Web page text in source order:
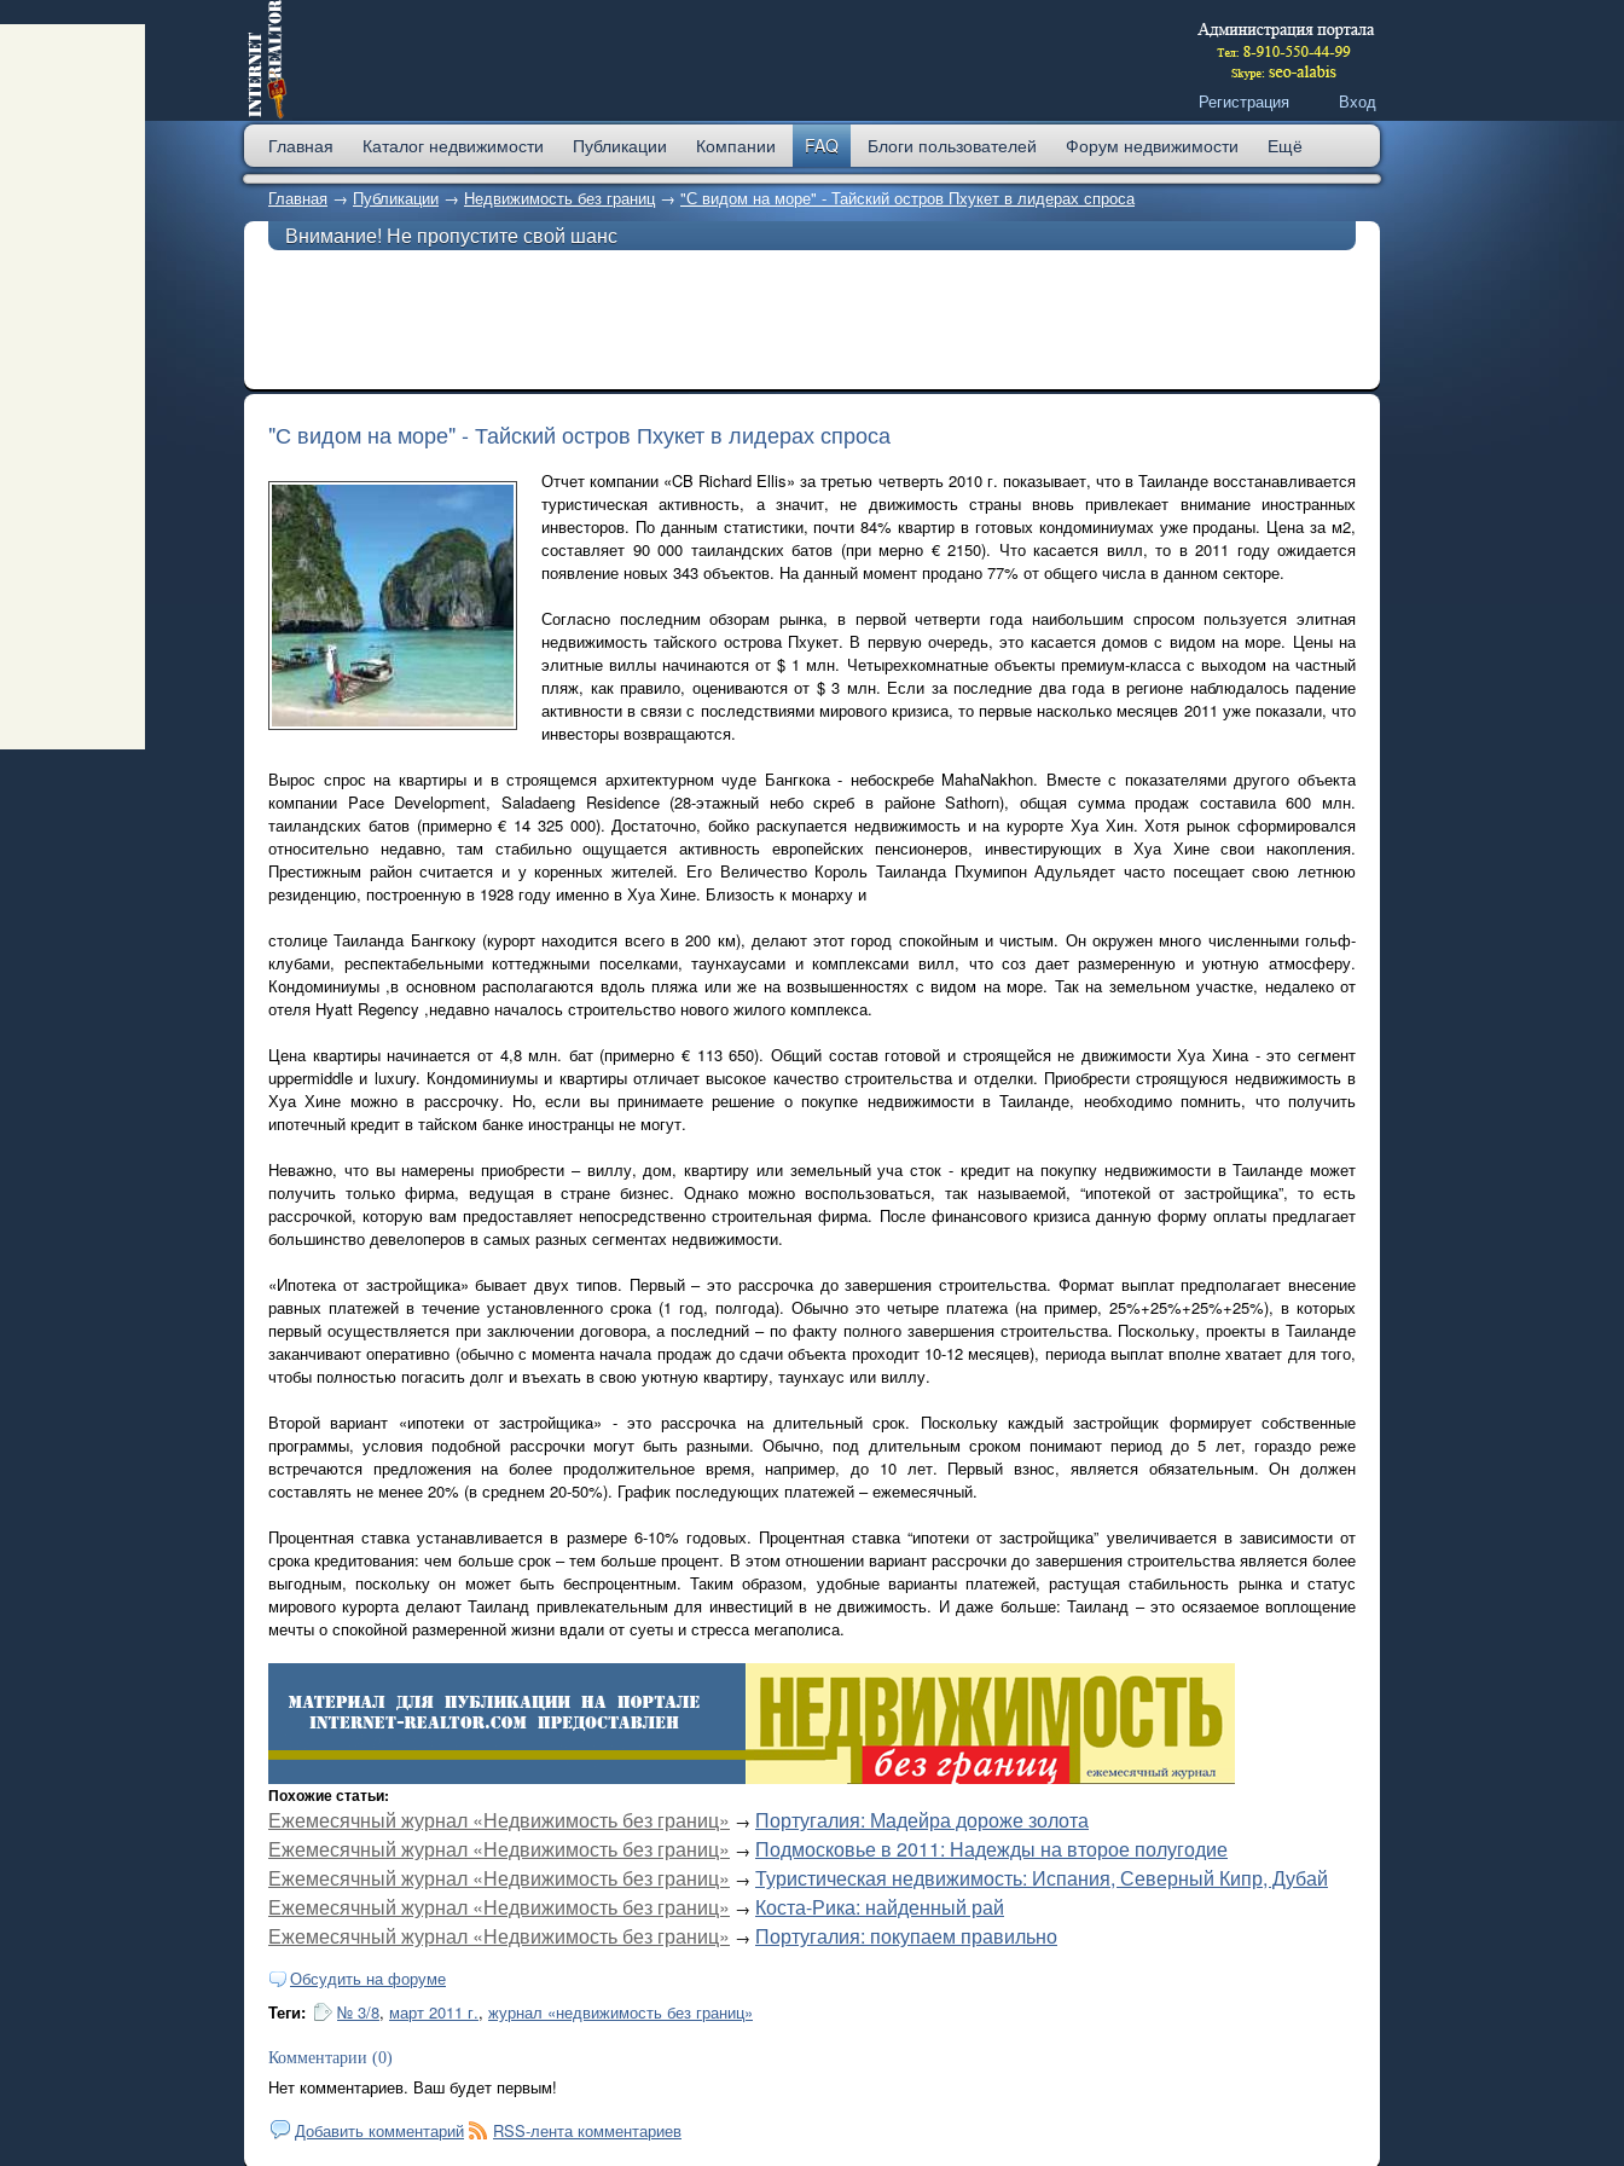
Регистрация Вход
Главная Каталог недвижимости Публикации Компании FAQ Блоги пользователей Форум недвижимости Ещё
Главная → Публикации → Недвижимость без границ → "С видом на море" - Тайский остров Пхукет в лидерах спроса
Внимание! Не пропустите свой шанс
"С видом на море" - Тайский остров Пхукет в лидерах спроса
Отчет компании «CB Richard Ellis» за третью четверть 2010 г. показывает, что в Таиланде восстанавливается
туристическая активность, а значит, не движимость страны вновь привлекает внимание иностранных
инвесторов. По данным статистики, почти 84% квартир в готовых кондоминиумах уже проданы. Цена за м2,
составляет 90 000 таиландских батов (при мерно € 2150). Что касается вилл, то в 2011 году ожидается
появление новых 343 объектов. На данный момент продано 77% от общего числа в данном секторе.
Согласно последним обзорам рынка, в первой четверти года наибольшим спросом пользуется элитная
недвижимость тайского острова Пхукет. В первую очередь, это касается домов с видом на море. Цены на
элитные виллы начинаются от $ 1 млн. Четырехкомнатные объекты премиум-класса с выходом на частный
пляж, как правило, оцениваются от $ 3 млн. Если за последние два года в регионе наблюдалось падение
активности в связи с последствиями мирового кризиса, то первые насколько месяцев 2011 уже показали, что
инвесторы возвращаются.
Вырос спрос на квартиры и в строящемся архитектурном чуде Бангкока - небоскребе MahaNakhon. Вместе с показателями другого объекта
компании Pace Development, Saladaeng Residence (28-этажный небо скреб в районе Sathorn), общая сумма продаж составила 600 млн.
таиландских батов (примерно € 14 325 000). Достаточно, бойко раскупается недвижимость и на курорте Хуа Хин. Хотя рынок сформировался
относительно недавно, там стабильно ощущается активность европейских пенсионеров, инвестирующих в Хуа Хине свои накопления.
Престижным район считается и у коренных жителей. Его Величество Король Таиланда Пхумипон Адульядет часто посещает свою летнюю
резиденцию, построенную в 1928 году именно в Хуа Хине. Близость к монарху и
столице Таиланда Бангкоку (курорт находится всего в 200 км), делают этот город спокойным и чистым. Он окружен много численными гольф-
клубами, респектабельными коттеджными поселками, таунхауcами и комплексами вилл, что соз дает размеренную и уютную атмосферу.
Кондоминиумы ,в основном располагаются вдоль пляжа или же на возвышенностях с видом на море. Так на земельном участке, недалеко от
отеля Hyatt Regency ,недавно началось строительство нового жилого комплекса.
Цена квартиры начинается от 4,8 млн. бат (примерно € 113 650). Общий состав готовой и строящейся не движимости Хуа Хина - это сегмент
uppermiddle и luxury. Кондоминиумы и квартиры отличает высокое качество строительства и отделки. Приобрести строящуюся недвижимость в
Хуа Хине можно в рассрочку. Но, если вы принимаете решение о покупке недвижимости в Таиланде, необходимо помнить, что получить
ипотечный кредит в тайском банке иностранцы не могут.
Неважно, что вы намерены приобрести – виллу, дом, квартиру или земельный уча сток - кредит на покупку недвижимости в Таиланде может
получить только фирма, ведущая в стране бизнес. Однако можно воспользоваться, так называемой, “ипотекой от застройщика”, то есть
рассрочкой, которую вам предоставляет непосредственно строительная фирма. После финансового кризиса данную форму оплаты предлагает
большинство девелоперов в самых разных сегментах недвижимости.
«Ипотека от застройщика» бывает двух типов. Первый – это рассрочка до завершения строительства. Формат выплат предполагает внесение
равных платежей в течение установленного срока (1 год, полгода). Обычно это четыре платежа (на пример, 25%+25%+25%+25%), в которых
первый осуществляется при заключении договора, а последний – по факту полного завершения строительства. Поскольку, проекты в Таиланде
заканчивают оперативно (обычно с момента начала продаж до сдачи объекта проходит 10-12 месяцев), периода выплат вполне хватает для того,
чтобы полностью погасить долг и въехать в свою уютную квартиру, таунхаус или виллу.
Второй вариант «ипотеки от застройщика» - это рассрочка на длительный срок. Поскольку каждый застройщик формирует собственные
программы, условия подобной рассрочки могут быть разными. Обычно, под длительным сроком понимают период до 5 лет, гораздо реже
встречаются предложения на более продолжительное время, например, до 10 лет. Первый взнос, является обязательным. Он должен
составлять не менее 20% (в среднем 20-50%). График последующих платежей – ежемесячный.
Процентная ставка устанавливается в размере 6-10% годовых. Процентная ставка “ипотеки от застройщика” увеличивается в зависимости от
срока кредитования: чем больше срок – тем больше процент. В этом отношении вариант рассрочки до завершения строительства является более
выгодным, поскольку он может быть беспроцентным. Таким образом, удобные варианты платежей, растущая стабильность рынка и статус
мирового курорта делают Таиланд привлекательным для инвестиций в не движимость. И даже больше: Таиланд – это осязаемое воплощение
мечты о спокойной размеренной жизни вдали от суеты и стресса мегаполиса.
Похожие статьи:
Ежемесячный журнал «Недвижимость без границ» → Португалия: Мадейра дороже золота
Ежемесячный журнал «Недвижимость без границ» → Подмосковье в 2011: Надежды на второе полугодие
Ежемесячный журнал «Недвижимость без границ» → Туристическая недвижимость: Испания, Северный Кипр, Дубай
Ежемесячный журнал «Недвижимость без границ» → Коста-Рика: найденный рай
Ежемесячный журнал «Недвижимость без границ» → Португалия: покупаем правильно
Обсудить на форуме
Теги:
№ 3/8, март 2011 г., журнал «недвижимость без границ»
Комментарии (0)
Нет комментариев. Ваш будет первым!
Добавить комментарий
RSS-лента комментариев